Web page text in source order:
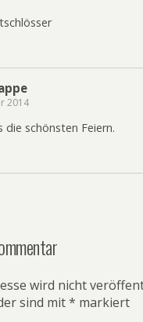
2014
schönsten Feiern.
wird nicht
sind mit* markiert